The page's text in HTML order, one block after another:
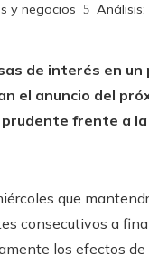
y negocios
de interés en
el anuncio del
frente a
que
consecutivos a
los efectos